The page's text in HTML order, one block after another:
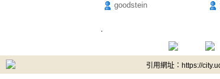
goodstein
.
引用網址：https://